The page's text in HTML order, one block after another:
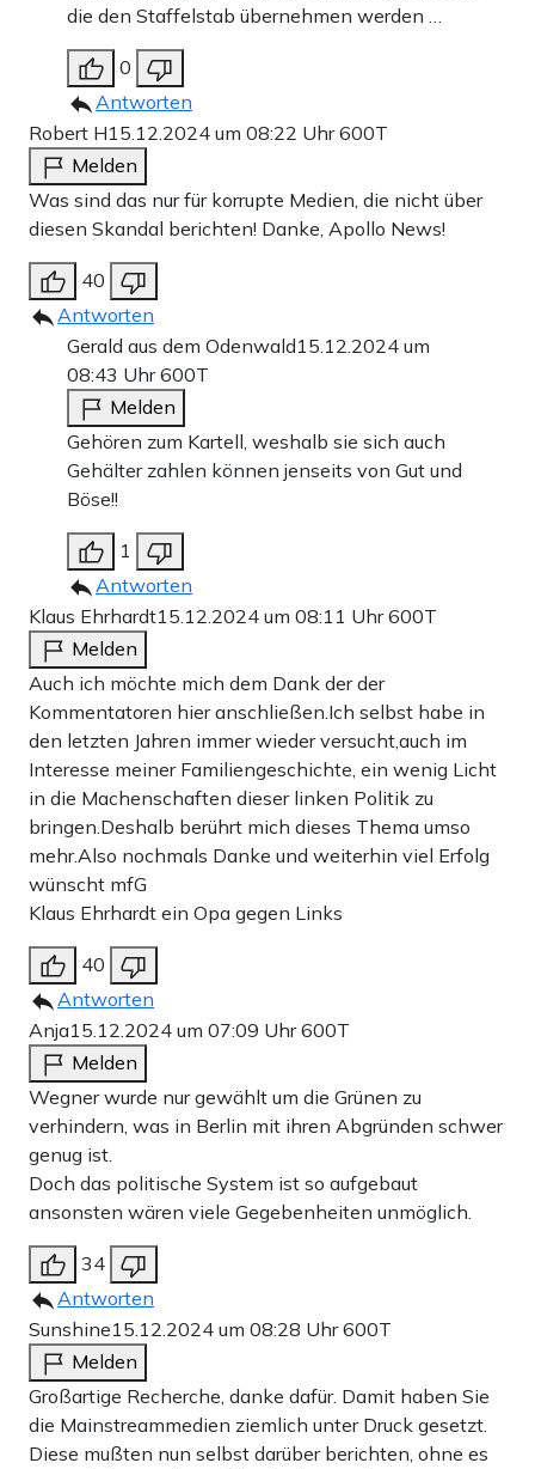
die den Staffelstab übernehmen werden …
0
Antworten
Robert H15.12.2024 um 08:22 Uhr600T
Melden
Was sind das nur für korrupte Medien, die nicht über
diesen Skandal berichten! Danke, Apollo News!
40
Antworten
Gerald aus dem Odenwald15.12.2024 um
08:43 Uhr600T
Melden
Gehören zum Kartell, weshalb sie sich auch
Gehälter zahlen können jenseits von Gut und
Böse!!
1
Antworten
Klaus Ehrhardt15.12.2024 um 08:11 Uhr600T
Melden
Auch ich möchte mich dem Dank der der
Kommentatoren hier anschließen.Ich selbst habe in
den letzten Jahren immer wieder versucht,auch im
Interesse meiner Familiengeschichte, ein wenig Licht
in die Machenschaften dieser linken Politik zu
bringen.Deshalb berührt mich dieses Thema umso
mehr.Also nochmals Danke und weiterhin viel Erfolg
wünscht mfG
Klaus Ehrhardt ein Opa gegen Links
40
Antworten
Anja15.12.2024 um 07:09 Uhr600T
Melden
Wegner wurde nur gewählt um die Grünen zu
verhindern, was in Berlin mit ihren Abgründen schwer
genug ist.
Doch das politische System ist so aufgebaut
ansonsten wären viele Gegebenheiten unmöglich.
34
Antworten
Sunshine15.12.2024 um 08:28 Uhr600T
Melden
Großartige Recherche, danke dafür. Damit haben Sie
die Mainstreammedien ziemlich unter Druck gesetzt.
Diese mußten nun selbst darüber berichten, ohne es